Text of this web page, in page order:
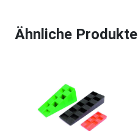
Ähnliche Produkte